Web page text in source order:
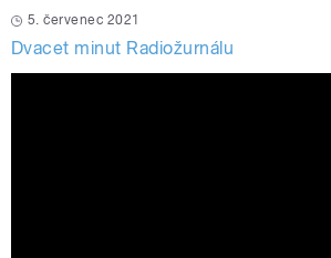
5. červenec 2021
Dvacet minut Radiožurnálu